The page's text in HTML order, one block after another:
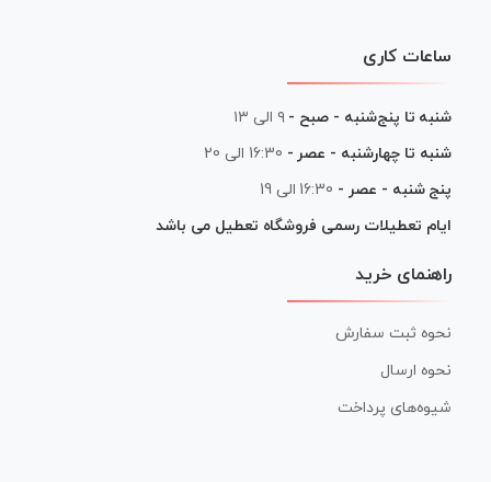
ساعات کاری
شنبه تا پنج‌شنبه - صبح - ۹ الی ۱۳
شنبه تا چهارشنبه - عصر - 16:30 الی 20
پنج شنبه - عصر - 16:30 الی 19
ایام تعطیلات رسمی فروشگاه تعطیل می باشد
راهنمای خرید
نحوه ثبت سفارش
نحوه ارسال
شیوه‌های پرداخت